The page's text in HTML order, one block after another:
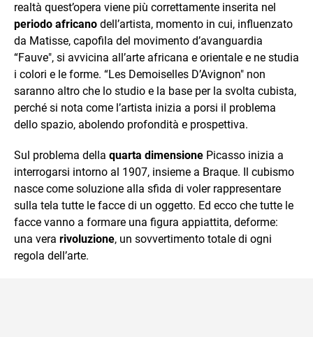
realtà quest’opera viene più correttamente inserita nel
periodo africano dell’artista, momento in cui, influenzato
da Matisse, capofila del movimento d’avanguardia
“Fauve", si avvicina all’arte africana e orientale e ne studia
i colori e le forme. “Les Demoiselles D’Avignon" non
saranno altro che lo studio e la base per la svolta cubista,
perché si nota come l’artista inizia a porsi il problema
dello spazio, abolendo profondità e prospettiva.
Sul problema della quarta dimensione Picasso inizia a
interrogarsi intorno al 1907, insieme a Braque. Il cubismo
nasce come soluzione alla sfida di voler rappresentare
sulla tela tutte le facce di un oggetto. Ed ecco che tutte le
facce vanno a formare una figura appiattita, deforme:
una vera rivoluzione, un sovvertimento totale di ogni
regola dell’arte.